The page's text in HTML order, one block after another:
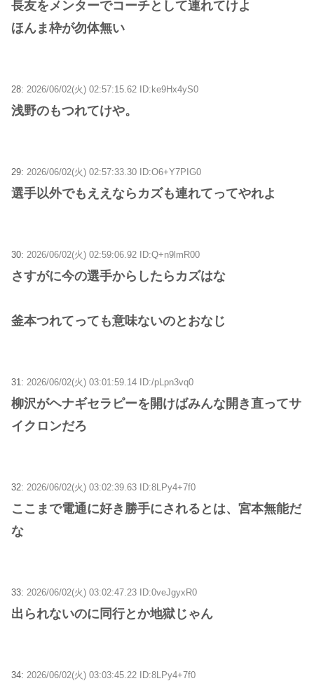
長友をメンターでコーチとして連れてけよ
ほんま枠が勿体無い
28: 2026/06/02(火) 02:57:15.62 ID:ke9Hx4yS0
浅野のもつれてけや。
29: 2026/06/02(火) 02:57:33.30 ID:O6+Y7PIG0
選手以外でもええならカズも連れてってやれよ
30: 2026/06/02(火) 02:59:06.92 ID:Q+n9lmR00
さすがに今の選手からしたらカズはな
釜本つれてっても意味ないのとおなじ
31: 2026/06/02(火) 03:01:59.14 ID:/pLpn3vq0
柳沢がヘナギセラピーを開けばみんな開き直ってサ
イクロンだろ
32: 2026/06/02(火) 03:02:39.63 ID:8LPy4+7f0
ここまで電通に好き勝手にされるとは、宮本無能だ
な
33: 2026/06/02(火) 03:02:47.23 ID:0veJgyxR0
出られないのに同行とか地獄じゃん
34: 2026/06/02(火) 03:03:45.22 ID:8LPy4+7f0